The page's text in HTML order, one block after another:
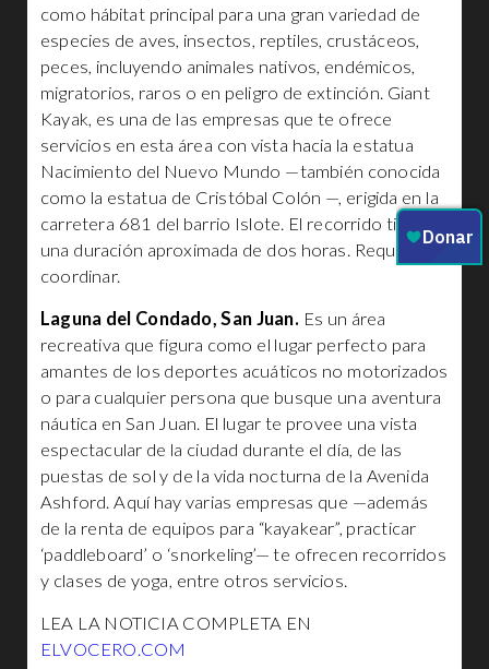
como hábitat principal para una gran variedad de
especies de aves, insectos, reptiles, crustáceos,
peces, incluyendo animales nativos, endémicos,
migratorios, raros o en peligro de extinción. Giant
Kayak, es una de las empresas que te ofrece
servicios en esta área con vista hacia la estatua
Nacimiento del Nuevo Mundo —también conocida
como la estatua de Cristóbal Colón —, erigida en la
carretera 681 del barrio Islote. El recorrido tiene
una duración aproximada de dos horas. Requiere
coordinar.
Laguna del Condado, San Juan. Es un área
recreativa que figura como el lugar perfecto para
amantes de los deportes acuáticos no motorizados
o para cualquier persona que busque una aventura
náutica en San Juan. El lugar te provee una vista
espectacular de la ciudad durante el día, de las
puestas de sol y de la vida nocturna de la Avenida
Ashford. Aquí hay varias empresas que —además
de la renta de equipos para “kayakear”, practicar
‘paddleboard’ o ‘snorkeling’— te ofrecen recorridos
y clases de yoga, entre otros servicios.
LEA LA NOTICIA COMPLETA EN
ELVOCERO.COM